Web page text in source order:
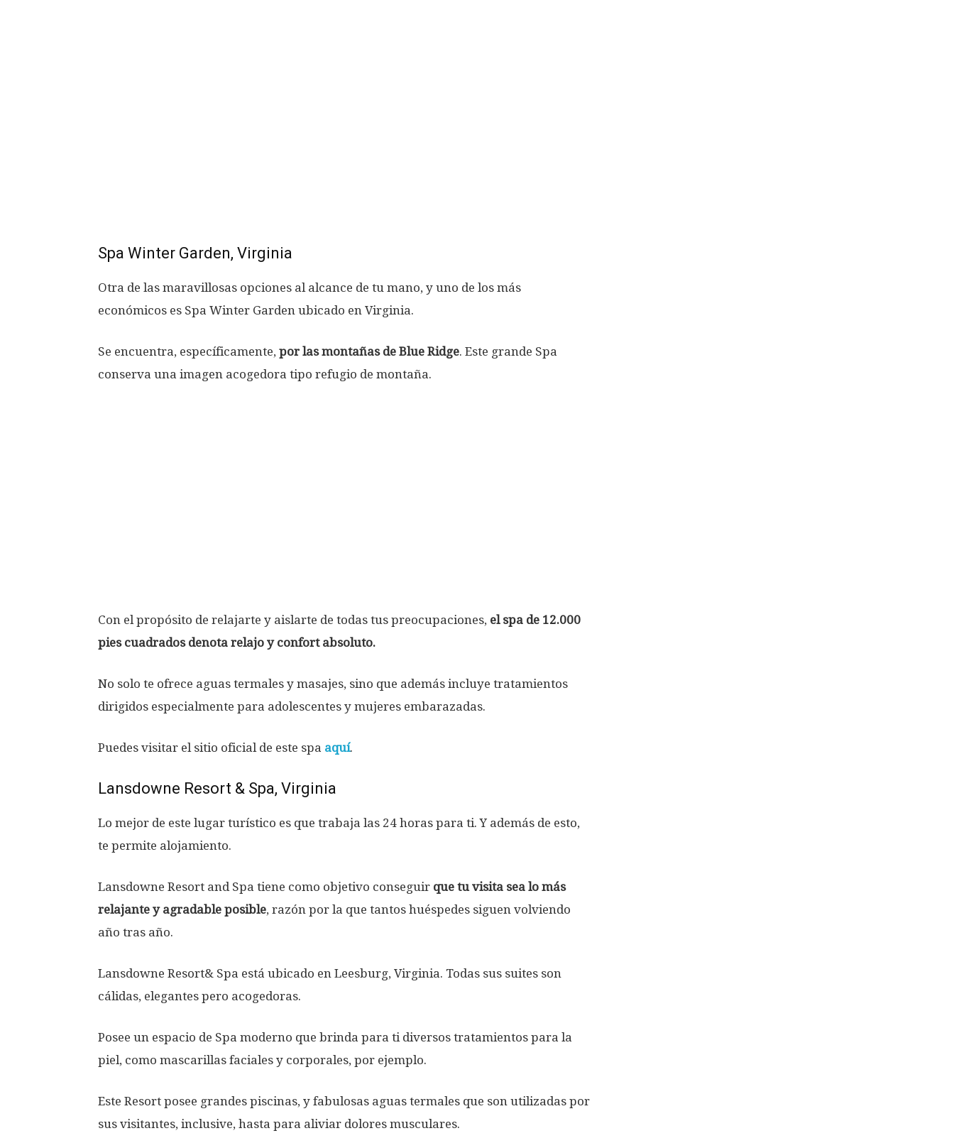
Spa Winter Garden, Virginia
Otra de las maravillosas opciones al alcance de tu mano, y uno de los más
económicos es Spa Winter Garden ubicado en Virginia.
Se encuentra, específicamente, por las montañas de Blue Ridge. Este grande Spa
conserva una imagen acogedora tipo refugio de montaña.
Con el propósito de relajarte y aislarte de todas tus preocupaciones, el spa de 12.000
pies cuadrados denota relajo y confort absoluto.
No solo te ofrece aguas termales y masajes, sino que además incluye tratamientos
dirigidos especialmente para adolescentes y mujeres embarazadas.
Puedes visitar el sitio oficial de este spa aquí.
Lansdowne Resort & Spa, Virginia
Lo mejor de este lugar turístico es que trabaja las 24 horas para ti. Y además de esto,
te permite alojamiento.
Lansdowne Resort and Spa tiene como objetivo conseguir que tu visita sea lo más
relajante y agradable posible, razón por la que tantos huéspedes siguen volviendo
año tras año.
Lansdowne Resort& Spa está ubicado en Leesburg, Virginia. Todas sus suites son
cálidas, elegantes pero acogedoras.
Posee un espacio de Spa moderno que brinda para ti diversos tratamientos para la
piel, como mascarillas faciales y corporales, por ejemplo.
Este Resort posee grandes piscinas, y fabulosas aguas termales que son utilizadas por
sus visitantes, inclusive, hasta para aliviar dolores musculares.